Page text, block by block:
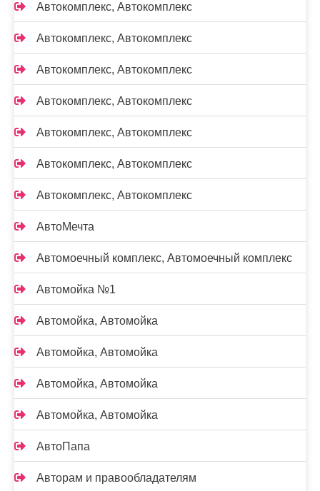
Автокомплекс, Автокомплекс
Автокомплекс, Автокомплекс
Автокомплекс, Автокомплекс
Автокомплекс, Автокомплекс
Автокомплекс, Автокомплекс
Автокомплекс, Автокомплекс
Автокомплекс, Автокомплекс
АвтоМечта
Автомоечный комплекс, Автомоечный комплекс
Автомойка №1
Автомойка, Автомойка
Автомойка, Автомойка
Автомойка, Автомойка
Автомойка, Автомойка
АвтоПапа
Авторам и правообладателям